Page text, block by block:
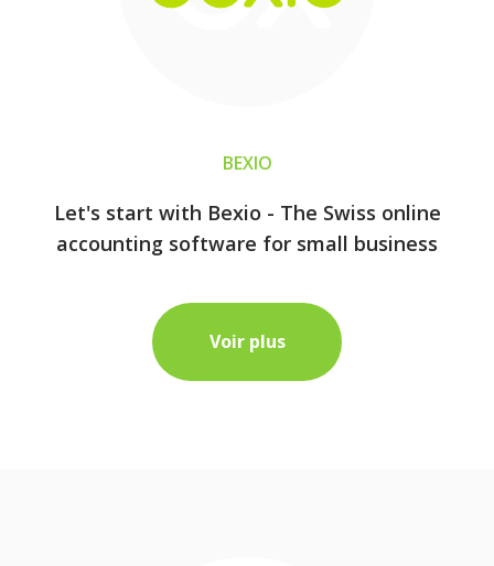
BEXIO
Let's start with Bexio - The Swiss online
accounting software for small business
Voir plus